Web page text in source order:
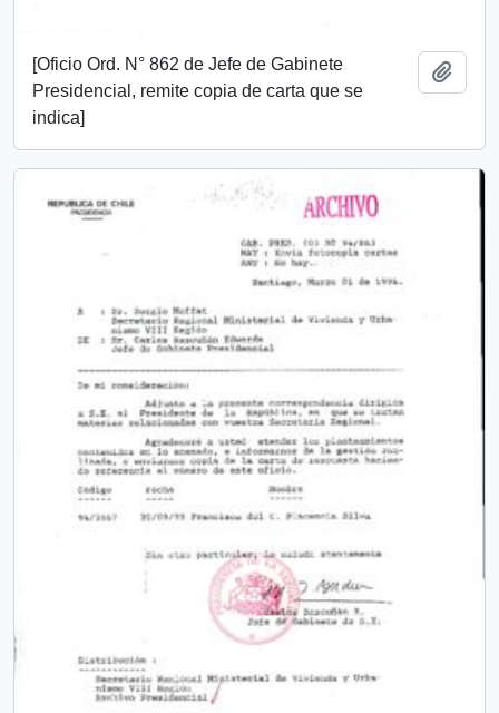
[Oficio Ord. N° 862 de Jefe de Gabinete
Presidencial, remite copia de carta que se
indica]